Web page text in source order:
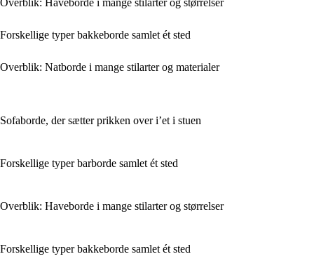
Forskellige typer bakkeborde samlet ét sted
Overblik: Natborde i mange stilarter og materialer
Sofaborde, der sætter prikken over i’et i stuen
Forskellige typer barborde samlet ét sted
Overblik: Haveborde i mange stilarter og størrelser
Forskellige typer bakkeborde samlet ét sted